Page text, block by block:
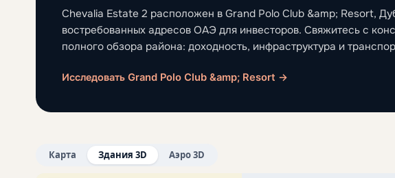
Chevalia Estate 2 расположен в Grand Polo Club &amp; Resort,
востребованных адресов ОАЭ для инвесторов. Свяжитесь с
полного обзора района: доходность, инфраструктура и
Исследовать Grand Polo Club &amp; Resort →
Карта Здания 3D Аэро 3D